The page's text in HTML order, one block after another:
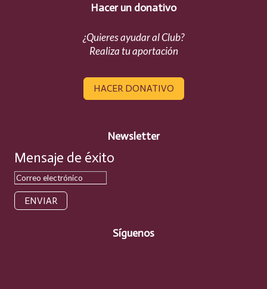
Hacer un donativo
¿Quieres ayudar al Club?
Realiza tu aportación
HACER DONATIVO
Newsletter
Mensaje de éxito
ENVIAR
Síguenos